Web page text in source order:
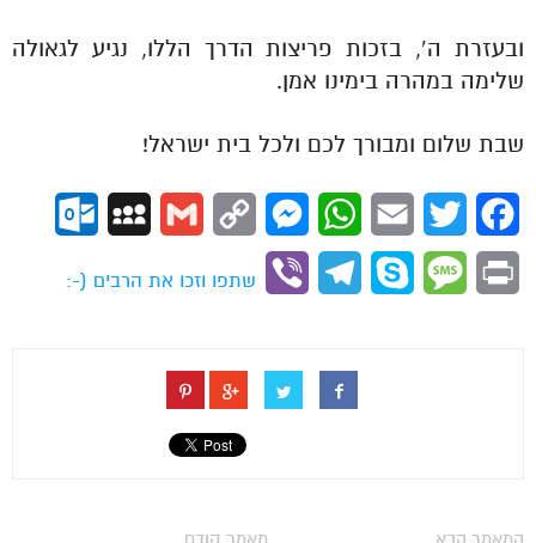
ובעזרת ה’, בזכות פריצות הדרך הללו, נגיע לגאולה
שלימה במהרה בימינו אמן.
שבת שלום ומבורך לכם ולכל בית ישראל!
Facebook
Twitter
Email
WhatsApp
Messenger
Copy
Gmail
MySpace
Print
Message
Skype
Telegram
Viber
שתפו וזכו את הרבים (-: